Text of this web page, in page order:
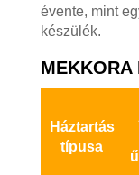
évente, mint
készülék.
MEKKORA
Háztartás
típusa